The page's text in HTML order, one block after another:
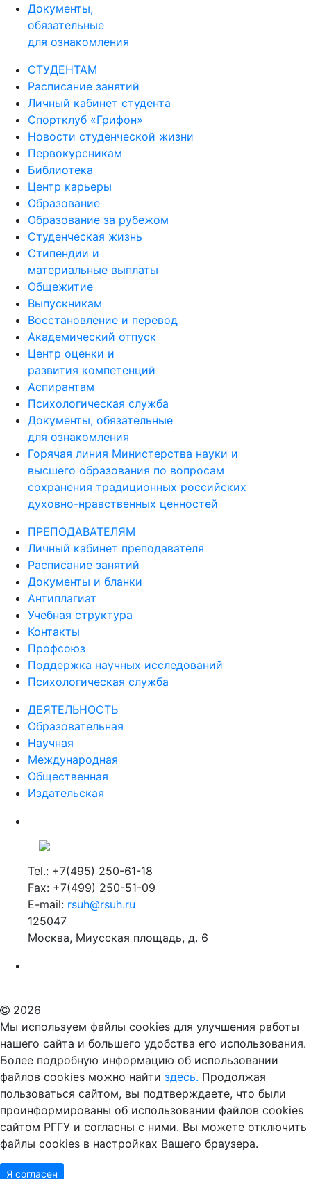
Документы,
обязательные
для ознакомления
СТУДЕНТАМ
Расписание занятий
Личный кабинет студента
Спортклуб «Грифон»
Новости студенческой жизни
Первокурсникам
Библиотека
Центр карьеры
Образование
Образование за рубежом
Студенческая жизнь
Стипендии и
материальные выплаты
Общежитие
Выпускникам
Восстановление и перевод
Академический отпуск
Центр оценки и
развития компетенций
Аспирантам
Психологическая служба
Документы, обязательные
для ознакомления
Горячая линия Министерства науки и
высшего образования по вопросам
сохранения традиционных российских
духовно-нравственных ценностей
ПРЕПОДАВАТЕЛЯМ
Личный кабинет преподавателя
Расписание занятий
Документы и бланки
Антиплагиат
Учебная структура
Контакты
Профсоюз
Поддержка научных исследований
Психологическая служба
ДЕЯТЕЛЬНОСТЬ
Образовательная
Научная
Международная
Общественная
Издательская
Tel.: +7(495) 250-61-18
Fax: +7(499) 250-51-09
E-mail: rsuh@rsuh.ru
125047
Москва, Миусская площадь, д. 6
2026
Мы используем файлы cookies для улучшения работы
нашего сайта и большего удобства его использования.
Более подробную информацию об использовании
файлов cookies можно найти здесь. Продолжая
пользоваться сайтом, вы подтверждаете, что были
проинформированы об использовании файлов cookies
сайтом РГГУ и согласны с ними. Вы можете отключить
файлы cookies в настройках Вашего браузера.
Я согласен